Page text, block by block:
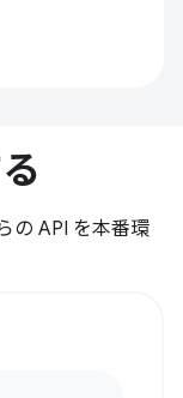
の API を本番環